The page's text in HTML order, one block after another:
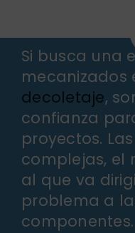
Si busca una
mecanizados
decoletaje,
confianza
proyectos.
complejas, el
al que va
problema a
componentes.